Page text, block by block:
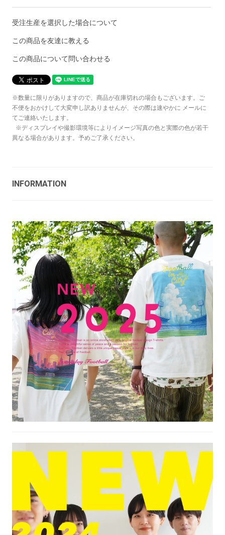
受注生産を選択した場合について
この商品を友達に教える
この商品について問い合わせる
※数量に限りがありますので、商品が在庫切れの場合もございます。ご
不便をおかけして大変申し訳ありませんが、その際は速やかに メールに
てご連絡いたします。
※ディスプレイや撮影環境等によりイメージ写真の色と実際の色が若干
異なる場合があります。予めご了承ください。
INFORMATION